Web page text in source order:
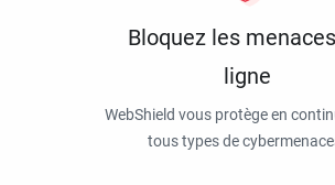
Bloquez les
ligne
WebShield vous protège en
tous types de